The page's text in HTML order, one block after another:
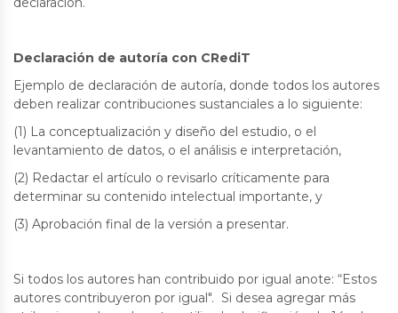
Declaración de autoría con CRediT
Ejemplo de declaración de autoría, donde todos los autores
deben realizar contribuciones sustanciales a lo siguiente:
(1) La conceptualización y diseño del estudio, o el
levantamiento de datos, o el análisis e interpretación,
(2) Redactar el artículo o revisarlo críticamente para
determinar su contenido intelectual importante, y
(3) Aprobación final de la versión a presentar.
Si todos los autores han contribuido por igual anote: “Estos
autores contribuyeron por igual". Si desea agregar más